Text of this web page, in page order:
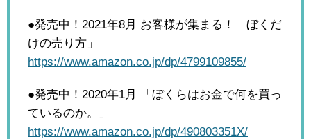
●発売中！2021年8月 お客様が集まる！「ぼくだ
けの売り方」
https://www.amazon.co.jp/dp/4799109855/
●発売中！2020年1月
「ぼくらはお金で何を買っ
ているのか。」
https://www.amazon.co.jp/dp/490803351X/